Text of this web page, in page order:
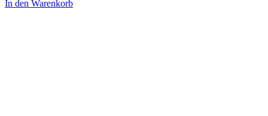
In den Warenkorb